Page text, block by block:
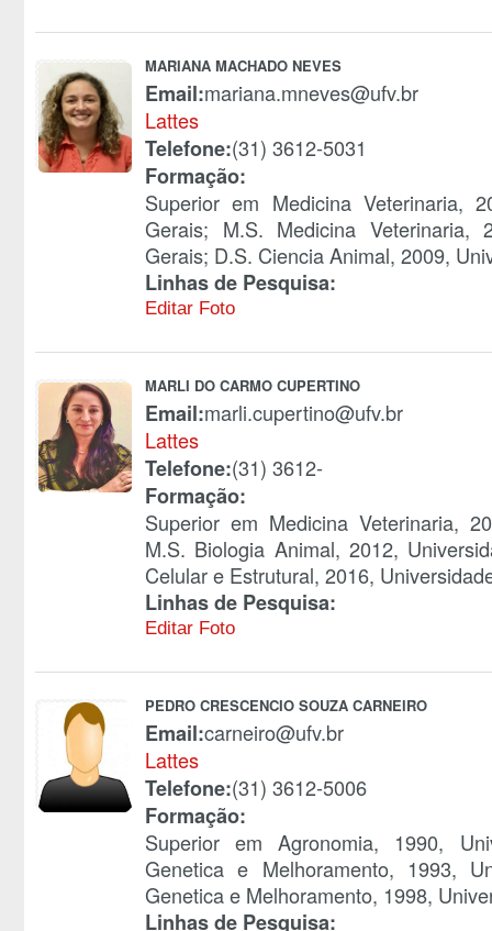
MARIANA MACHADO NEVES
Email:mariana.mneves@ufv.br
Lattes
Telefone:(31) 3612-5031
Formação:
Superior em Medicina Veterinaria,
Gerais; M.S. Medicina Veterinaria,
Gerais; D.S. Ciencia Animal, 2009,
Linhas de Pesquisa:
Editar Foto
MARLI DO CARMO CUPERTINO
Email:marli.cupertino@ufv.br
Lattes
Telefone:(31) 3612-
Formação:
Superior em Medicina Veterinaria,
M.S. Biologia Animal, 2012,
Celular e Estrutural, 2016,
Linhas de Pesquisa:
Editar Foto
PEDRO CRESCENCIO SOUZA CARNEIRO
Email:carneiro@ufv.br
Lattes
Telefone:(31) 3612-5006
Formação:
Superior em Agronomia, 1990,
Genetica e Melhoramento, 1993,
Genetica e Melhoramento, 1998,
Linhas de Pesquisa: